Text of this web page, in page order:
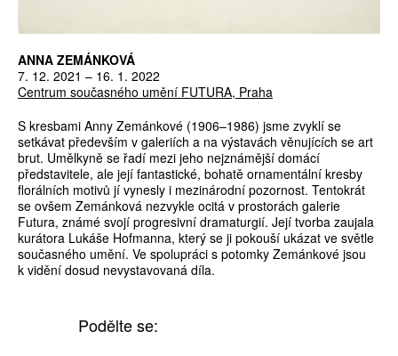
ANNA ZEMÁNKOVÁ
7. 12. 2021 – 16. 1. 2022
Centrum současného umění FUTURA, Praha
S kresbami Anny Zemánkové (1906–1986) jsme zvyklí se
setkávat především v galeriích a na výstavách věnujících se art
brut. Umělkyně se řadí mezi jeho nejznámější domácí
představitele, ale její fantastické, bohatě ornamentální kresby
florálních motivů jí vynesly i mezinárodní pozornost. Tentokrát
se ovšem Zemánková nezvykle ocitá v prostorách galerie
Futura, známé svojí progresivní dramaturgií. Její tvorba zaujala
kurátora Lukáše Hofmanna, který se ji pokouší ukázat ve světle
současného umění. Ve spolupráci s potomky Zemánkové jsou
k vidění dosud nevystavovaná díla.
Podělte se: